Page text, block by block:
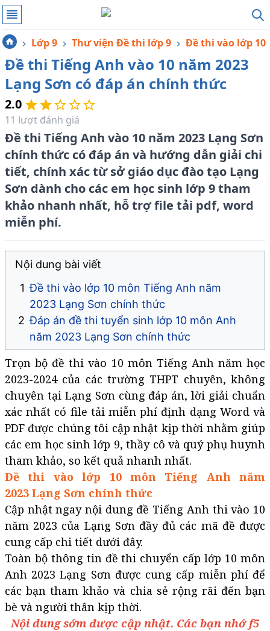
Lớp 9 Thư viện Đề thi lớp 9 Đề thi vào lớp 10
Đề thi Tiếng Anh vào 10 năm 2023
Lạng Sơn có đáp án chính thức
Đề thi Tiếng Anh vào 10 năm 2023 Lạng Sơn
chính thức có đáp án và hướng dẫn giải chi
tiết, chính xác từ sở giáo dục đào tạo Lạng
Sơn dành cho các em học sinh lớp 9 tham
khảo nhanh nhất, hỗ trợ file tải pdf, word
miễn phí.
2.0
11 lượt đánh giá
Nội dung bài viết
Đề thi vào lớp 10 môn Tiếng Anh năm
2023 Lạng Sơn chính thức
Đáp án đề thi tuyển sinh lớp 10 môn Anh
năm 2023 Lạng Sơn​​​​​​​ chính thức
Trọn bộ đề thi vào 10 môn Tiếng Anh năm học
2023-2024 của các trường THPT chuyên, không
chuyên tại Lạng Sơn cùng đáp án, lời giải chuẩn
xác nhất có file tải miễn phí định dạng Word và
PDF được chúng tôi cập nhật kịp thời nhằm giúp
các em học sinh lớp 9, thầy cô và quý phụ huynh
tham khảo, so kết quả nhanh nhất.
Đề thi vào lớp 10 môn Tiếng Anh năm
2023 Lạng Sơn chính thức
Cập nhật ngay nội dung đề Tiếng Anh thi vào 10
năm 2023 của Lạng Sơn đầy đủ các mã đề được
cung cấp chi tiết dưới đây.
Toàn bộ thông tin đề thi chuyển cấp lớp 10 môn
Anh 2023 Lạng Sơn được cung cấp miễn phí để
các bạn tham khảo và chia sẻ rộng rãi đến bạn
bè và người thân kịp thời.
Nội dung sớm được cập nhật. Các bạn nhớ f5